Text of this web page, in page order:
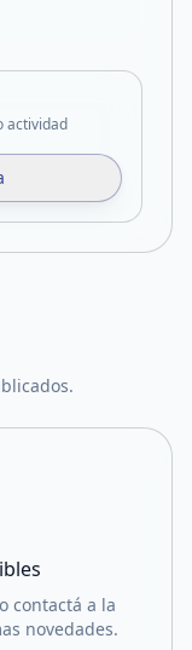
actividad
contactá a la
novedades.